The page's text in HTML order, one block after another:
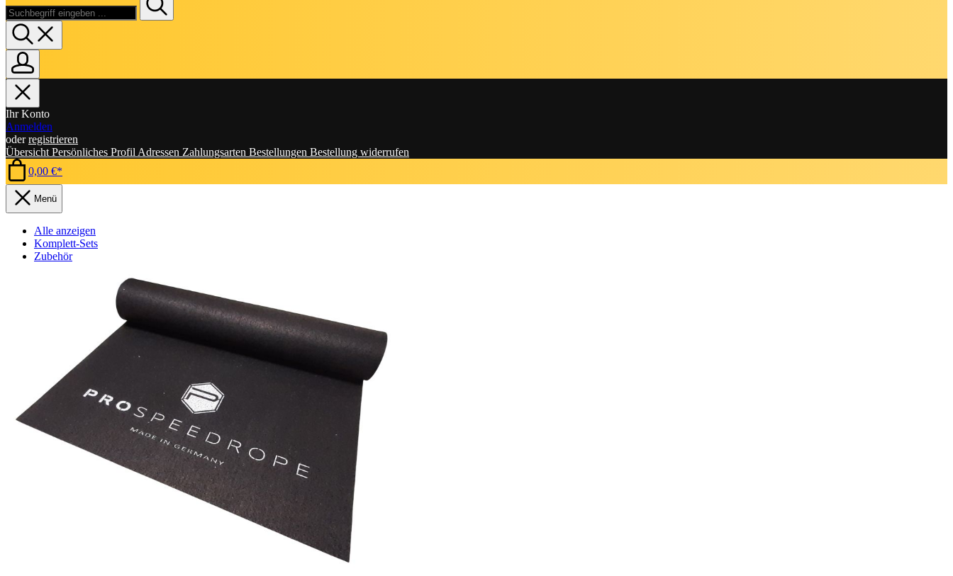
Ihr Konto
Anmelden
oderregistrieren
Übersicht Persönliches Profil Adressen Zahlungsarten Bestellungen Bestellung widerrufen
0,00 €*
Menü
Alle anzeigen
Komplett-Sets
Zubehör